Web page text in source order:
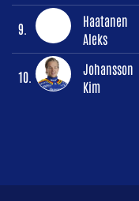
9.
Haatanen
Aleks
10.
Johansson
Kim